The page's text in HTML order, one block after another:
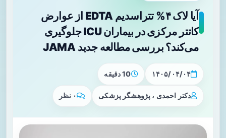
آیا لاک ۴% تتراسدیم EDTA از عوارض
کاتتر مرکزی در بیماران ICU جلوگیری
می‌کند؟ بررسی مطالعه جدید JAMA
۱۴۰۵/۰۴/۰۴ 10 دقیقه
دکتر احمدی ، پژوهشگر پزشکی ۰ نظر